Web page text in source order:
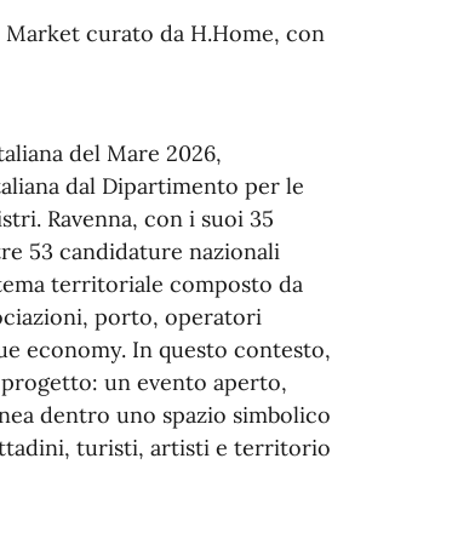
curato da H.Home, con
del Mare 2026,
dal Dipartimento per le
Ravenna, con i suoi 35
53 candidature nazionali
territoriale composto da
porto, operatori
economy. In questo contesto,
un evento aperto,
dentro uno spazio simbolico
turisti, artisti e territorio